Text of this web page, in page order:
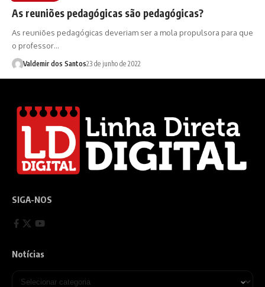
As reuniões pedagógicas são pedagógicas?
As reuniões pedagógicas deveriam ser a mola propulsora para que
o professor…
Valdemir dos Santos23 de junho de 2022
SIGA-NOS
Notícias